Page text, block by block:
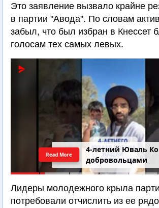
Это заявление вызвало крайне
в партии "Авода". По словам
забыл, что был избран в Кнессет
голосам тех самых левых.
4-летний Юваль
добровольцами
Read More
Лидеры молодежного крыла
потребовали отчислить из ее